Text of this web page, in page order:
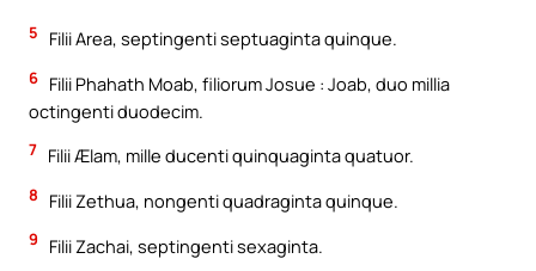
5 Filii Area, septingenti septuaginta quinque.
6 Filii Phahath Moab, filiorum Josue : Joab, duo millia
octingenti duodecim.
7 Filii Ælam, mille ducenti quinquaginta quatuor.
8 Filii Zethua, nongenti quadraginta quinque.
9 Filii Zachai, septingenti sexaginta.